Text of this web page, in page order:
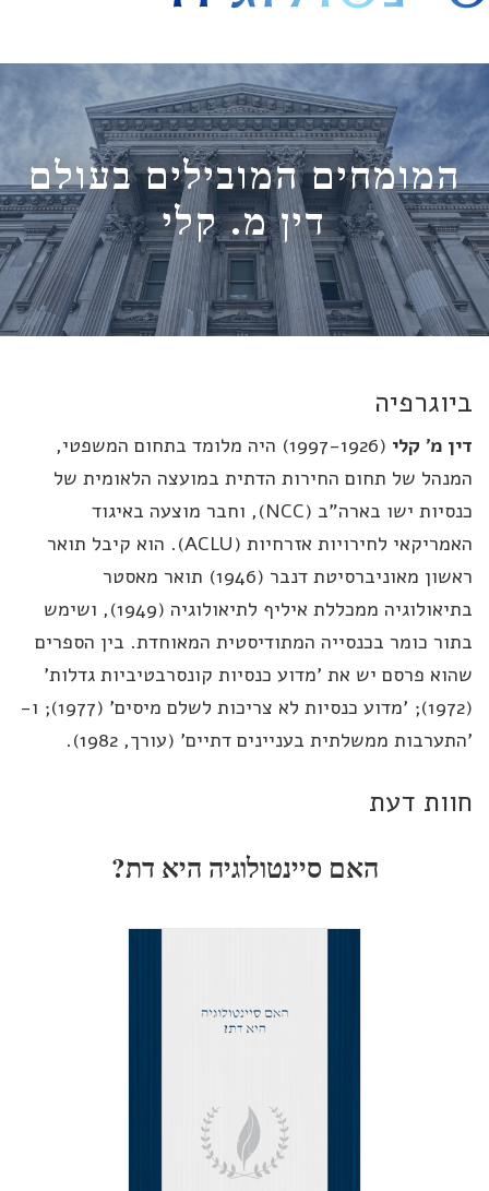
המומחים המובילים בעולם
דין מ. קלי
מ' קלי
(1997-1926) היה מלומד בתחום המשפטי,
של תחום החירות הדתית במועצה הלאומית של
כנסיות ישו בארה"ב (NCC), וחבר מוצעה באיגוד
האמריקאי לחירויות אזרחיות (ACLU). הוא קיבל תואר
ראשון מאוניברסיטת דנבר (1946) תואר מאסטר
בתיאולוגיה ממכללת איליף לתיאולוגיה (1949), ושימש
כומר בכנסייה המתודיסטית המאוחדת. בין הספרים
פרסם יש את 'מדוע כנסיות קונסרבטיביות גדלות'
(1972); 'מדוע כנסיות לא צריכות לשלם מיסים' (1977); ו-
ממשלתית בעניינים דתיים' (עורך, 1982).
דעת
האם סיינטולוגיה היא דת?